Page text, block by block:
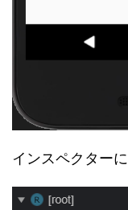
インスペクター